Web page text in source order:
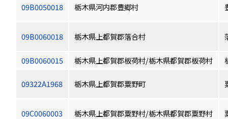
09B0050018 栃木県河内郡豊郷村
09B0060018 栃木県上都賀郡落合村
09B0060015 栃木県上都賀郡板荷村/栃木県都賀郡板荷村
09322A1968 栃木県上都賀郡粟野町
09C0060003 栃木県上都賀郡粟野村/栃木県都賀郡粟野村